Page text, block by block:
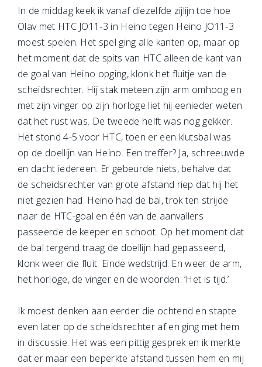
In de middag keek ik vanaf diezelfde zijlijn toe hoe
Olav met HTC JO11-3 in Heino tegen Heino JO11-3
moest spelen. Het spel ging alle kanten op, maar op
het moment dat de spits van HTC alleen de kant van
de goal van Heino opging, klonk het fluitje van de
scheidsrechter. Hij stak meteen zijn arm omhoog en
met zijn vinger op zijn horloge liet hij eenieder weten
dat het rust was. De tweede helft was nog gekker.
Het stond 4-5 voor HTC, toen er een klutsbal was
op de doellijn van Heino. Een treffer? Ja, schreeuwde
en dacht iedereen. Er gebeurde niets, behalve dat
de scheidsrechter van grote afstand riep dat hij het
niet gezien had. Heino had de bal, trok ten strijde
naar de HTC-goal en één van de aanvallers
passeerde de keeper en schoot. Op het moment dat
de bal tergend traag de doellijn had gepasseerd,
klonk weer die fluit. Einde wedstrijd. En weer de arm,
het horloge, de vinger en de woorden: ‘Het is tijd.’
Ik moest denken aan eerder die ochtend en stapte
even later op de scheidsrechter af en ging met hem
in discussie. Het was een pittig gesprek en ik merkte
dat er maar een beperkte afstand tussen hem en mij